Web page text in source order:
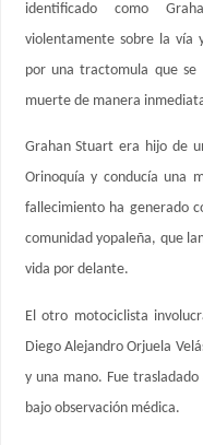
identificado como
violentamente sobre la vía
por una tractomula que se
muerte de manera
Grahan Stuart era hijo de
Orinoquía y conducía una
fallecimiento ha generado
comunidad yopaleña, que
vida por delante.
El otro motociclista
Diego Alejandro Orjuela
y una mano. Fue
bajo observación médica.